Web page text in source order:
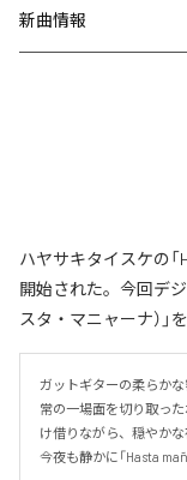
新曲情報
ハヤサキタイスケの「
開始された。今回デ
スタ・マニャーナ）」
ガットギターの柔らか
常の一場面を切り取っ
け借りながら、穏やか
今夜も静かに「Hasta